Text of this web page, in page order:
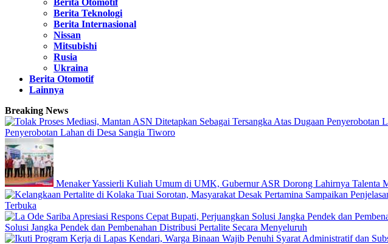
Berita Otomotif
Berita Teknologi
Berita Internasional
Nissan
Mitsubishi
Rusia
Ukraina
Berita Otomotif
Lainnya
Breaking News
Penyerobotan Lahan di Desa Sangia Tiworo
Menaker Yassierli Kuliah Umum di UMK, Gubernur ASR Dorong Lahirnya Talenta
Terbuka
Solusi Jangka Pendek dan Pembenahan Distribusi Pertalite Secara Menyeluruh